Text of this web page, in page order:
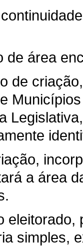
de área
de
a área
eleitorado,
simples,